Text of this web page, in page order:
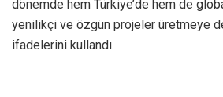
dönemde hem Türkiye’de hem de
yenilikçi ve özgün projeler üretmeye
ifadelerini kullandı.